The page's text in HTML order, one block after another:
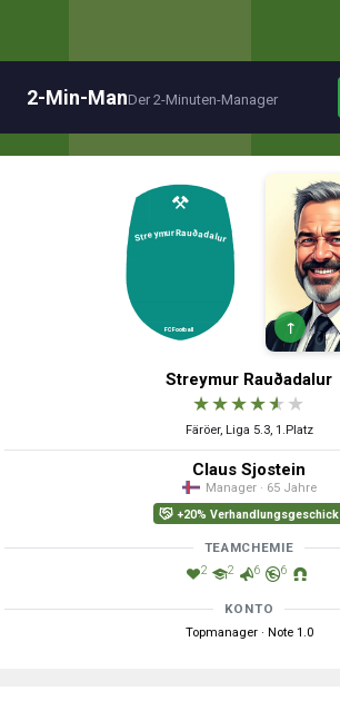
2-Min-ManDer 2-Minuten-Manager
↑
Streymur Rauðadalur
★★★★★ ★
Färöer, Liga 5.3, 1.Platz
Claus Sjostein
Manager · 65 Jahre
+20% Verhandlungsgeschick
TEAMCHEMIE
2 2 6 6
KONTO
Topmanager · Note 1.0